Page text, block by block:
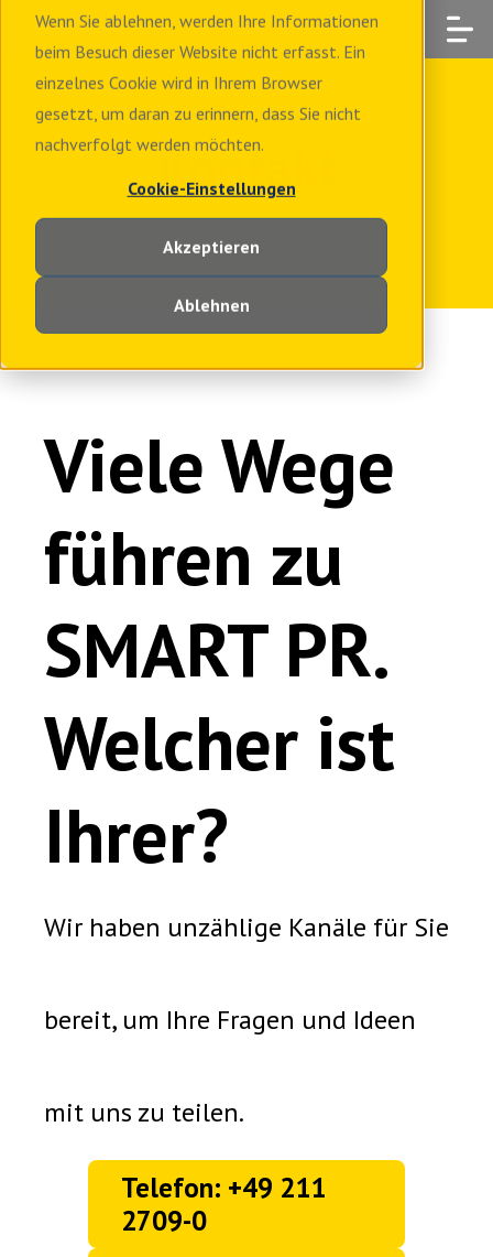
Wenn Sie ablehnen, werden Ihre Informationen
beim Besuch dieser Website nicht erfasst. Ein
einzelnes Cookie wird in Ihrem Browser
gesetzt, um daran zu erinnern, dass Sie nicht
nachverfolgt werden möchten.
Cookie-Einstellungen
Akzeptieren
Ablehnen
Kontakt
Viele Wege
führen zu
SMART PR.
Welcher ist
Ihrer?
Wir haben unzählige Kanäle für Sie
bereit, um Ihre Fragen und Ideen
mit uns zu teilen.
Telefon: +49 211
2709-0